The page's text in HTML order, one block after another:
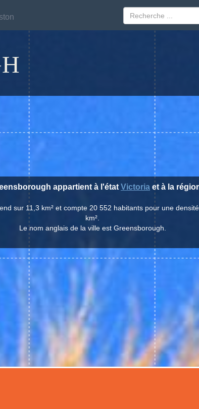
appartient à l'état Victoria et à la
sur 11,3 km² et compte 20 552 habitants pour une
km².
Le nom anglais de la ville est Greensborough.